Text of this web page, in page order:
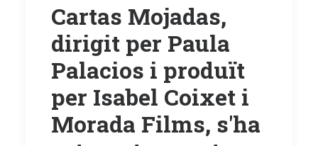
Cartas Mojadas,
dirigit per Paula
Palacios i produït
per Isabel Coixet i
Morada Films, s'ha